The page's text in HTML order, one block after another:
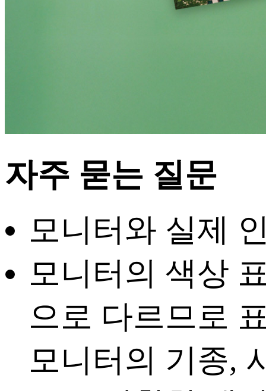
자주 묻는 질문
모니터와 실제
모니터의 색상
으로 다르므로
모니터의 기종,